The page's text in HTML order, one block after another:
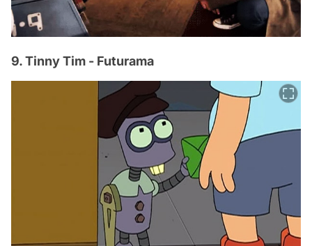
9. Tinny Tim - Futurama